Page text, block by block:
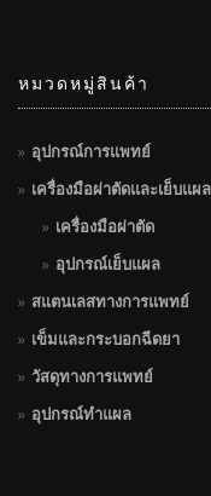
หมวดหมู่สินค้า
อุปกรณ์การแพทย์
เครื่องมือผ่าตัดและเย็บแผล
เครื่องมือผ่าตัด
อุปกรณ์เย็บแผล
สแตนเลสทางการแพทย์
เข็มและกระบอกฉีดยา
วัสดุทางการแพทย์
อุปกรณ์ทำแผล